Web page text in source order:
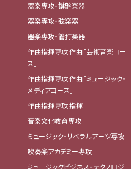
器楽専攻・鍵盤楽器
器楽専攻・弦楽器
器楽専攻・管打楽器
作曲指揮専攻 作曲「芸術音楽コー
ス」
作曲指揮専攻 作曲「ミュージック・
メディアコース」
作曲指揮専攻 指揮
音楽文化教育専攻
ミュージック・リベラルアーツ専攻
吹奏楽アカデミー専攻
ミュージックビジネス・テクノロジー